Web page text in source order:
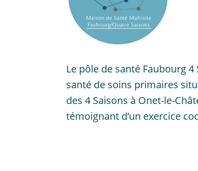
Le pôle de santé Faubourg
santé de soins primaires
des 4 Saisons à Onet-le-
témoignant d’un exercice